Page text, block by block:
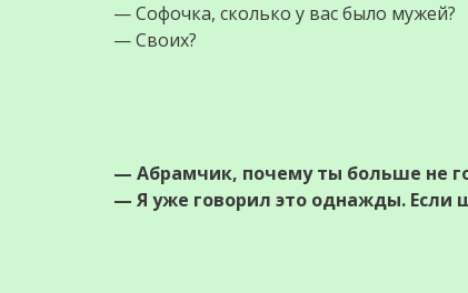
— Софочка, сколько у вас было мужей?
— Своих?
— Абрамчик, почему ты больше не
— Я уже говорил это однажды. Если